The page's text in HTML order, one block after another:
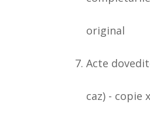
original
Acte
caz) - copie